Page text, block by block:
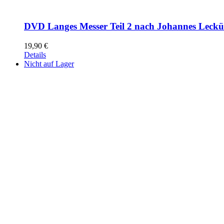
DVD Langes Messer Teil 2 nach Johannes
19,90 €
Details
Nicht auf Lager